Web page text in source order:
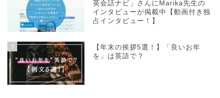
英会話ナビ」さんにMarika先生の
インタビューが掲載中【動画付き独
占インタビュー！】
5
【年末の挨拶5選！】「良いお年
を」は英語で？